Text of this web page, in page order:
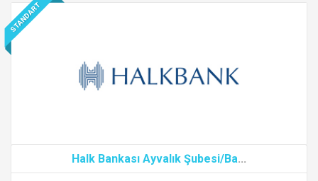
STANDART
Halk Bankası Ayvalık Şubesi/Ba...